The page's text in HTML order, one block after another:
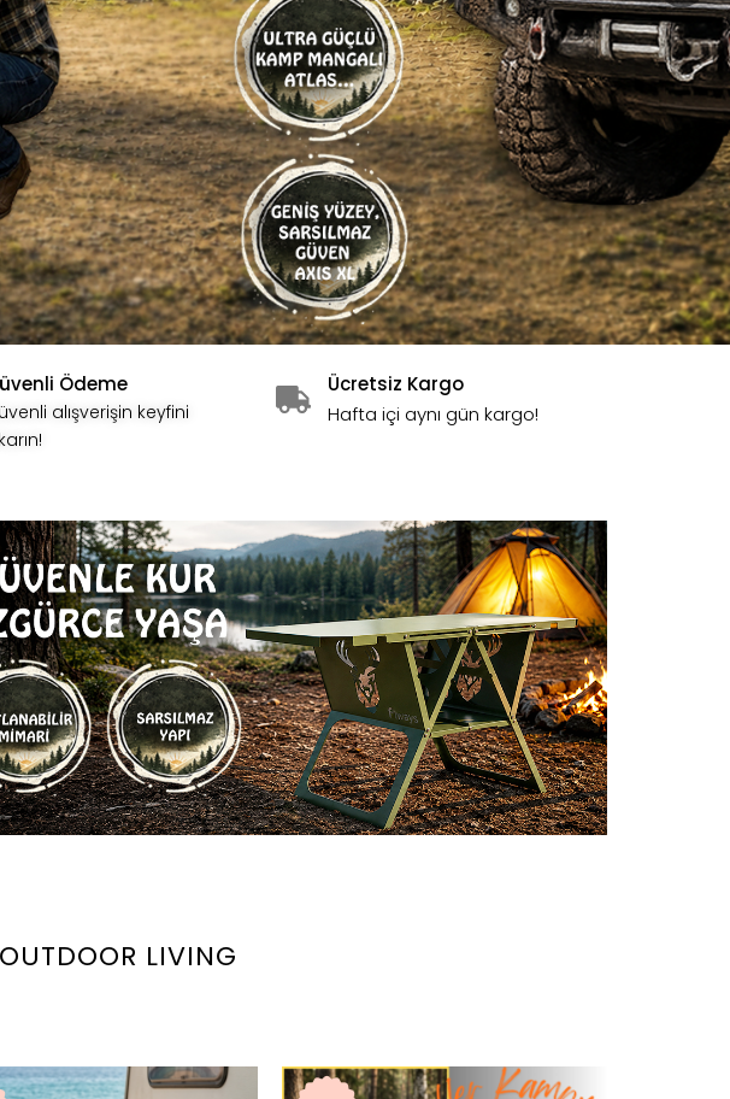
Ödeme
alışverişin keyfini
Ücretsiz Kargo
Hafta içi aynı gün kargo!
LIVING